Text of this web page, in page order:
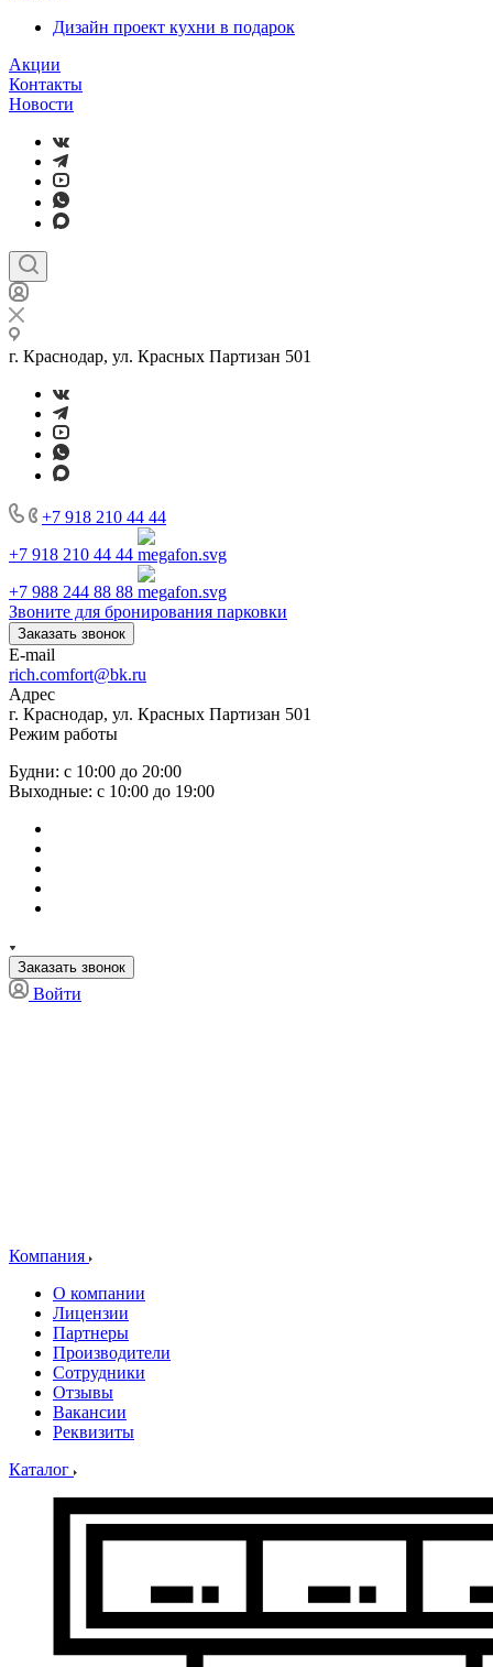
Дизайн проект кухни в подарок
Акции
Контакты
Новости
г. Краснодар, ул. Красных Партизан 501
+7 918 210 44 44
+7 918 210 44 44
+7 988 244 88 88
Звоните для бронирования парковки
Заказать звонок
E-mail
rich.comfort@bk.ru
Адрес
г. Краснодар, ул. Красных Партизан 501
Режим работы
Будни: с 10:00 до 20:00
Выходные: с 10:00 до 19:00
Заказать звонок
Войти
Компания
О компании
Лицензии
Партнеры
Производители
Сотрудники
Отзывы
Вакансии
Реквизиты
Каталог